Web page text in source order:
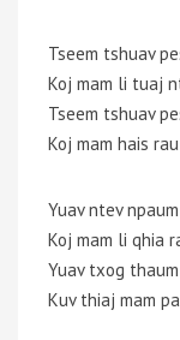
Tseem tshuav
Koj mam li tuaj
Tseem tshuav
Koj mam hais
Yuav ntev
Koj mam li qhia
Yuav txog
Kuv thiaj mam